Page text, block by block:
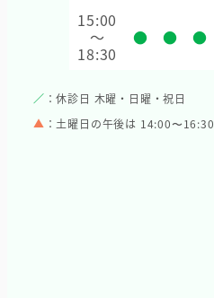
15:00
～
18:30
● ● ●
／ ：休診日 木曜・日曜・祝日
▲ ：土曜日の午後は 14:00〜16:30